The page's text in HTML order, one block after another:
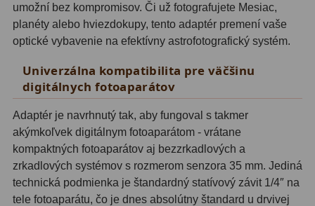
Širokopásmové2
OIII21
Hβ4
Planetárne 7
Farebné66
Astro príslušenstvo175
umožní bez kompromisov. Či už fotografujete Mesiac,
planéty alebo hviezdokupy, tento adaptér premení vaše
optické vybavenie na efektívny astrofotografický systém.
Univerzálna kompatibilita pre väčšinu
digitálnych fotoaparátov
Adaptér je navrhnutý tak, aby fungoval s takmer
akýmkoľvek digitálnym fotoaparátom - vrátane
kompaktných fotoaparátov aj bezzrkadlových a
zrkadlových systémov s rozmerom senzora 35 mm. Jediná
technická podmienka je štandardný statívový závit 1/4″ na
tele fotoaparátu, čo je dnes absolútny štandard u drvivej